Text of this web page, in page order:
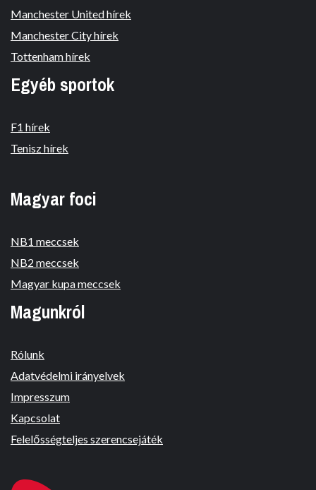
Manchester United hírek
Manchester City hírek
Tottenham hírek
Egyéb sportok
F1 hírek
Tenisz hírek
Magyar foci
NB1 meccsek
NB2 meccsek
Magyar kupa meccsek
Magunkról
Rólunk
Adatvédelmi irányelvek
Impresszum
Kapcsolat
Felelősségteljes szerencsejáték